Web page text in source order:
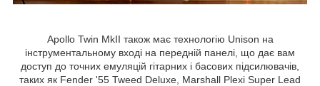
Apollo Twin MkII також має технологію Unison на
інструментальному вході на передній панелі, що дає вам
доступ до точних емуляцій гітарних і басових підсилювачів,
таких як Fender '55 Tweed Deluxe, Marshall Plexi Super Lead